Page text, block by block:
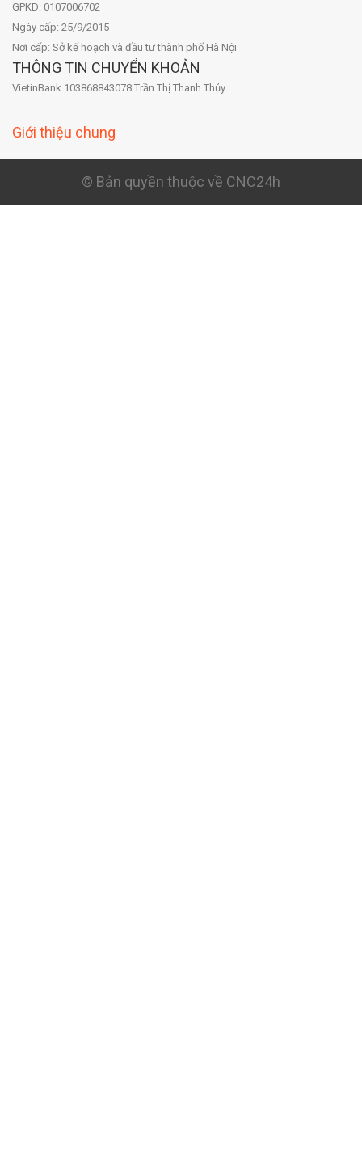
GPKD: 0107006702
Ngày cấp: 25/9/2015
Nơi cấp: Sở kế hoạch và đầu tư thành phố Hà Nội
THÔNG TIN CHUYỂN KHOẢN
VietinBank 103868843078 Trần Thị Thanh Thủy
Giới thiệu chung
© Bản quyền thuộc về CNC24h